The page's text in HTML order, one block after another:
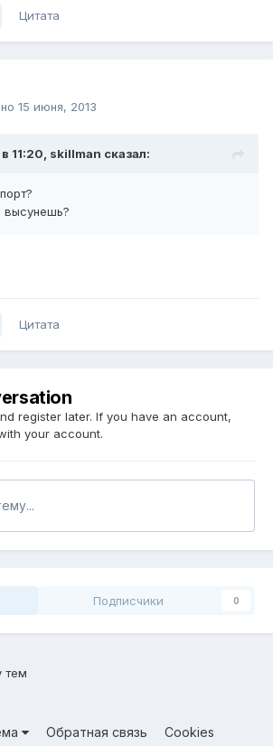
Цитата
15 июня, 2013
11:20, skillman сказал:
высунешь?
Цитата
register later. If you have an account,
your account.
Подписчики 0
тем
Обратная связь
Cookies